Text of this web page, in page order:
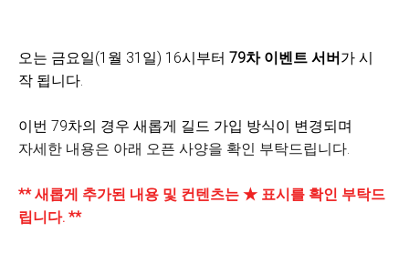
오는 금요일(1월 31일) 16시부터 79차 이벤트 서버가 시
작 됩니다.
이번 79차의 경우 새롭게 길드 가입 방식이 변경되며
자세한 내용은 아래 오픈 사양을 확인 부탁드립니다.
** 새롭게 추가된 내용 및 컨텐츠는 ★ 표시를 확인 부탁드
립니다. **